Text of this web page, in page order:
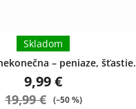
– peniaze, šťastie,
ochrana - veľký
Skladom
9,99 €
19,99 € (–50 %)